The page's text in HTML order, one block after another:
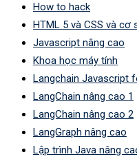
How to hack
HTML 5 và CSS và cơ
Javascript nâng cao
Khoa học máy tính
Langchain Javascript
LangChain nâng cao 1
LangChain nâng cao 2
LangGraph nâng cao
Lập trình Java nâng